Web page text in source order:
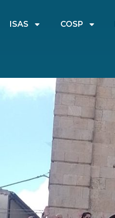
ISAS COSP